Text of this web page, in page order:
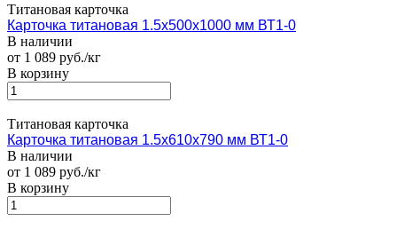
Титановая карточка
Карточка титановая 1.5х500х1000 мм ВТ1-0
В наличии
от 1 089 руб./кг
В корзину
Титановая карточка
Карточка титановая 1.5х610х790 мм ВТ1-0
В наличии
от 1 089 руб./кг
В корзину